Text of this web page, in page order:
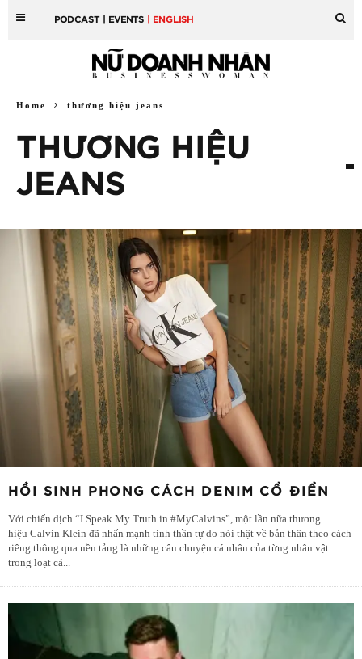
PODCAST | EVENTS | ENGLISH
Home thương hiệu jeans
THƯƠNG HIỆU
JEANS
HỒI SINH PHONG CÁCH DENIM CỔ ĐIỂN
Với chiến dịch “I Speak My Truth in #MyCalvins”, một lần nữa thương
hiệu Calvin Klein đã nhấn mạnh tinh thần tự do nói thật về bản thân theo cách
riêng thông qua nền tảng là những câu chuyện cá nhân của từng nhân vật
trong loạt cá...